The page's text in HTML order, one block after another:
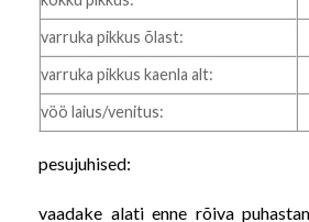
varruka pikkus õlast:
varruka pikkus kaenla alt:
vöö laius/venitus:
pesujuhised:
vaadake alati enne rõiva